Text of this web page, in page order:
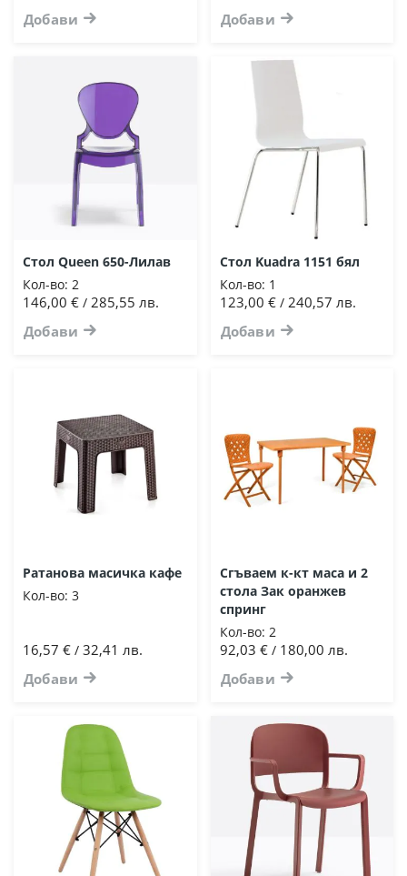
Добави
Добави
Стол Queen 650-Лилав
Кол-во: 2
146,00 € / 285,55 лв.
Добави
Стол Kuadra 1151 бял
Кол-во: 1
123,00 €/ 240,57 лв.
Добави
Ратанова масичка кафе
Кол-во: 3
16,57 € / 32,41 лв.
Добави
Сгъваем к-кт маса и 2
стола Зак оранжев
спринг
Кол-во: 2
92,03 €/ 180,00 лв.
Добави